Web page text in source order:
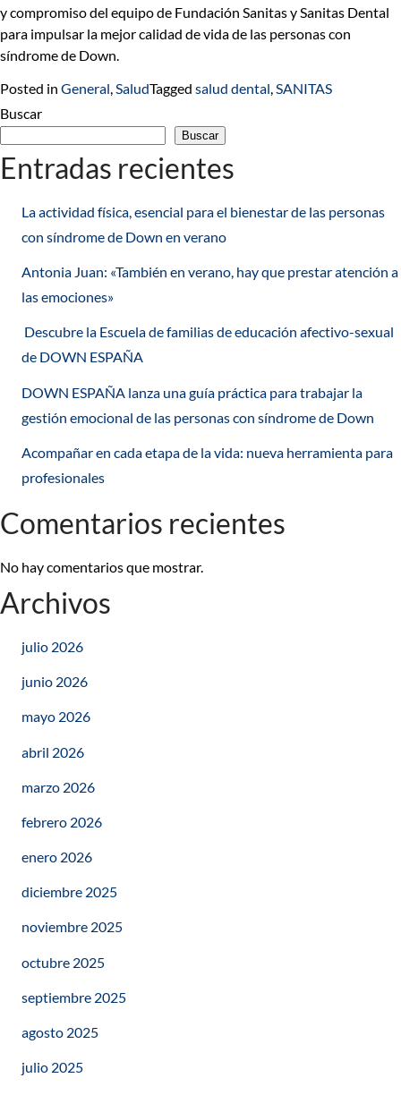
y compromiso del equipo de Fundación Sanitas y Sanitas Dental
para impulsar la mejor calidad de vida de las personas con
síndrome de Down.
Posted in General,SaludTagged salud dental,SANITAS
Buscar
Buscar
Entradas recientes
La actividad física, esencial para el bienestar de las personas
con síndrome de Down en verano
Antonia Juan: «También en verano, hay que prestar atención a
las emociones»
Descubre la Escuela de familias de educación afectivo-sexual
de DOWN ESPAÑA
DOWN ESPAÑA lanza una guía práctica para trabajar la
gestión emocional de las personas con síndrome de Down
Acompañar en cada etapa de la vida: nueva herramienta para
profesionales
Comentarios recientes
No hay comentarios que mostrar.
Archivos
julio 2026
junio 2026
mayo 2026
abril 2026
marzo 2026
febrero 2026
enero 2026
diciembre 2025
noviembre 2025
octubre 2025
septiembre 2025
agosto 2025
julio 2025